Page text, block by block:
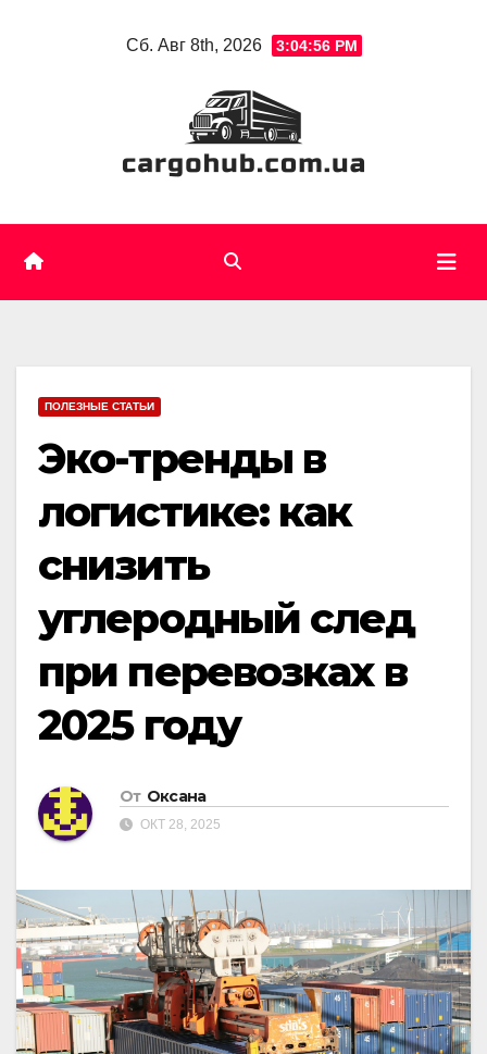
Сб. Авг 8th, 2026 3:04:57 PM
ПОЛЕЗНЫЕ СТАТЬИ
Эко-тренды в
логистике: как
снизить
углеродный след
при перевозках в
2025 году
От Оксана
ОКТ 28, 2025